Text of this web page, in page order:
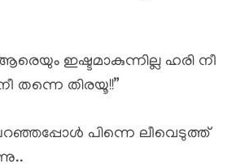
ഇഷ്ടമാകുന്നില്ല ഹരി നീ
തന്നെ തിരയൂ!!”
പിന്നെ ലീവെടുത്ത്